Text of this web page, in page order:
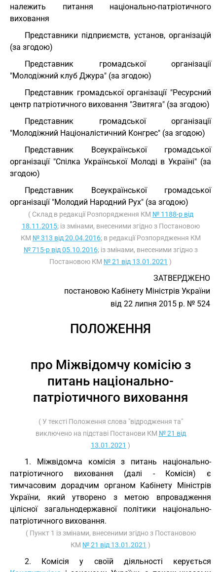
належить питання національно-патріотичного
виховання
Представники підприємств, установ, організацій
(за згодою)
Представник громадської організації
"Молодіжний клуб Джура" (за згодою)
Представник громадської організації "Ресурсний
центр патріотичного виховання "Звитяга" (за згодою)
Представник громадської організації
"Молодіжний Націоналістичний Конгрес" (за згодою)
Представник Всеукраїнської громадської
організації "Спілка Української Молоді в Україні" (за
згодою)
Представник Всеукраїнської громадської
організації "Молодий Народний Рух" (за згодою)
( Склад в редакції Розпорядження КМ № 1188-р від
18.11.2015; із змінами, внесеними згідно з Постановою
КМ № 313 від 20.04.2016; в редакції Розпорядження КМ
№ 715-р від 05.10.2016; із змінами, внесеними згідно з
Постановою КМ № 21 від 13.01.2021 )
ЗАТВЕРДЖЕНО
постановою Кабінету Міністрів України
від 22 липня 2015 р. № 524
ПОЛОЖЕННЯ
про Міжвідомчу комісію з
питань національно-
патріотичного виховання
( У тексті Положення слова "відродження та"
виключено на підставі Постанови КМ № 21 від
13.01.2021 )
1. Міжвідомча комісія з питань національно-
патріотичного виховання (далі - Комісія) є
тимчасовим дорадчим органом Кабінету Міністрів
України, який утворено з метою впровадження
цілісної загальнодержавної політики національно-
патріотичного виховання.
( Пункт 1 із змінами, внесеними згідно з Постановою
КМ № 21 від 13.01.2021 )
2. Комісія у своїй діяльності керується